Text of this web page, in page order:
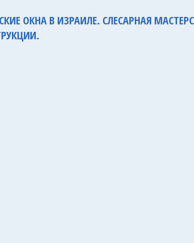
ОКНА В ИЗРАИЛЕ. СЛЕСАРНАЯ